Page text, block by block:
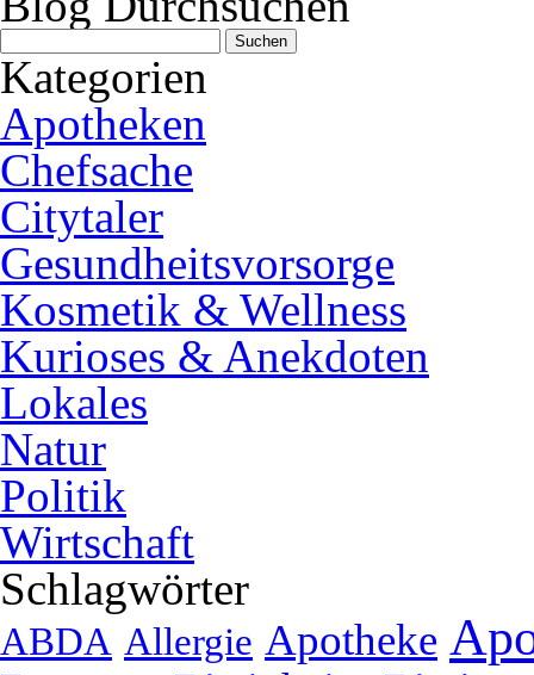
Suchen
nach:
Kategorien
Apotheken
Chefsache
Citytaler
Gesundheitsvorsorge
Kosmetik & Wellness
Kurioses & Anekdoten
Lokales
Natur
Politik
Wirtschaft
Schlagwörter
ABDA Allergie Apotheke